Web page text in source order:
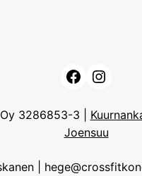
Facebook
3286853-3 |
Joensuu
|